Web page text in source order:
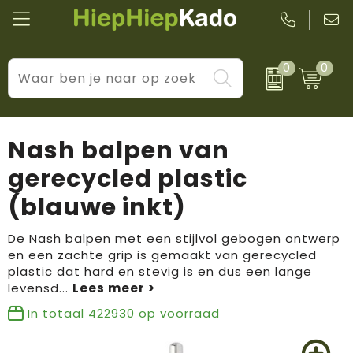
0 0
Kantoor & schrijfwaren
Wellness & verzorging
Tassen & reizen
Huis, tuin & keuken
Elektronica & gadgets
Kleding & accessoires
Levensstijl
Prijs & impact
BIC
Brandflavours
Camelbak
Janzen
JBL
Nash balpen van
gerecycled plastic
(blauwe inkt)
De Nash balpen met een stijlvol gebogen ontwerp
en een zachte grip is gemaakt van gerecycled
plastic dat hard en stevig is en dus een lange
levensd...
In totaal 422930 op voorraad